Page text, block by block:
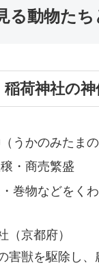
る動物た
荷神社の神
うかのみたま
穣・商売繁盛
巻物などをく
京都府）
害獣を駆除し